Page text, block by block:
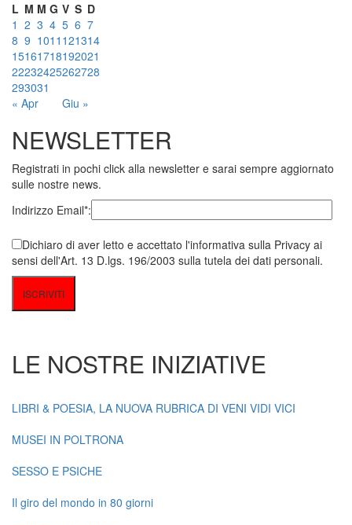
L M M G V S D
« Apr Giu »
1 2 3 4 5 6 7
8 9 1011 121314
15161718192021
22232425262728
293031
NEWSLETTER
Registrati in pochi click alla newsletter e sarai sempre aggiornato
sulle nostre news.
Indirizzo Email*:
Dichiaro di aver letto e accettato l'informativa sulla Privacy ai
sensi dell'Art. 13 D.lgs. 196/2003 sulla tutela dei dati personali.
LE NOSTRE INIZIATIVE
LIBRI & POESIA, LA NUOVA RUBRICA DI VENI VIDI VICI
MUSEI IN POLTRONA
SESSO E PSICHE
Il giro del mondo in 80 giorni